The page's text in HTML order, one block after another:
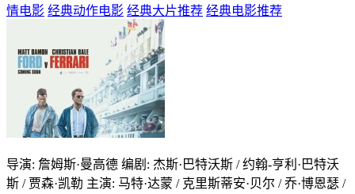
情电影 经典动作电影 经典大片推荐 经典电影推荐
导演: 詹姆斯·曼高德 编剧: 杰斯·巴特沃斯 / 约翰-亨利·巴特沃
斯 / 贾森·凯勒 主演: 马特·达蒙 / 克里斯蒂安·贝尔 / 乔·博恩瑟 /